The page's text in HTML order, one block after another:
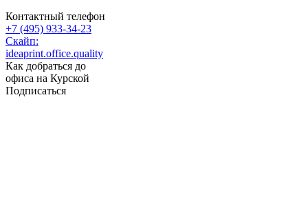
Контактный телефон
+7 (495) 933-34-23
Скайп:
ideaprint.office.quality
Как добраться до
офиса на Курской
Подписаться